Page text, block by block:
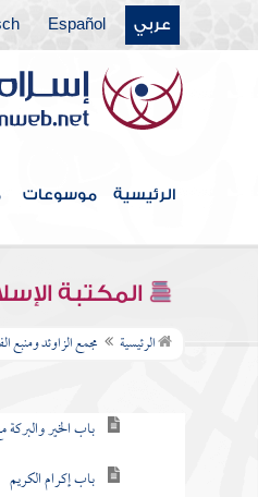
عربي Español
الرئيسية موسوعات
المكتبة
الرئيسية مجمع الزاوئد ومنبع
كتاب الحدود والديات
كتاب الديات
كتاب التفسير
كتاب التعبير
كتاب القدر
كتاب الفتن أعاذنا الله
كتاب الأدب
باب الخير والبركة
باب إكرام الكريم